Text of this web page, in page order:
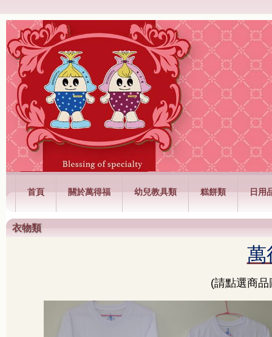
萬得福興業有限公司
首頁 關於萬得福 幼兒教具類 糕餅類 日用
衣物類
萬
(請點選商